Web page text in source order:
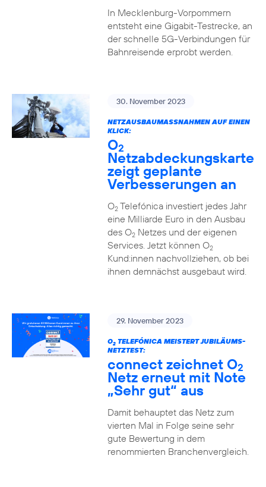
In Mecklenburg-Vorpommern
entsteht eine Gigabit-Testrecke, an
der schnelle 5G-Verbindungen für
Bahnreisende erprobt werden.
30. November 2023
NETZAUSBAUMASSNAHMEN AUF EINEN K
LICK:
O2
Netzabdeckungskarte
zeigt geplante
Verbesserungen an
O2Telefónica investiert jedes Jahr
eine Milliarde Euro in den Ausbau
des O2Netzes und der eigenen
Services. Jetzt können O2
Kund:innen nachvollziehen, ob bei
ihnen demnächst ausgebaut wird.
29. November 2023
O2TELEFÓNICA MEISTERT JUBILÄUMS-
NETZTEST:
connect zeichnet O2
Netz erneut mit Note
„Sehr gut“ aus
Damit behauptet das Netz zum
vierten Mal in Folge seine sehr
gute Bewertung in dem
renommierten Branchenvergleich.